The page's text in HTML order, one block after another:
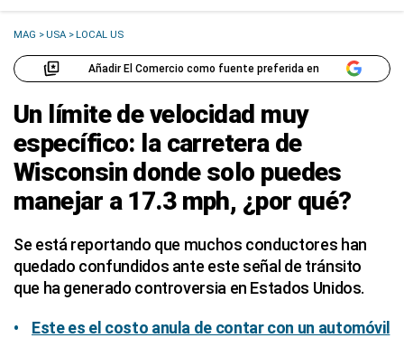
MAG >USA >LOCAL US
Añadir El Comercio como fuente preferida en
Un límite de velocidad muy
específico: la carretera de
Wisconsin donde solo puedes
manejar a 17.3 mph, ¿por qué?
Se está reportando que muchos conductores han
quedado confundidos ante este señal de tránsito
que ha generado controversia en Estados Unidos.
Este es el costo anula de contar con un automóvil